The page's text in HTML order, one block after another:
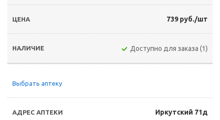
739 руб./шт
Доступно для заказа (1)
Выбрать аптеку
Иркутский 71д